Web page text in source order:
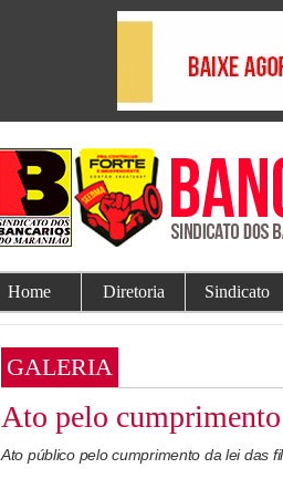
Home Diretoria Sindicato
GALERIA
Ato pelo
Ato público pelo cumprimento da lei das